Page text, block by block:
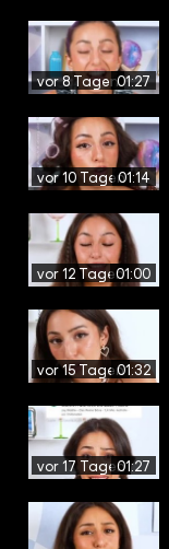
vor 8 Tagen01:27
vor 10 Tagen01:14
vor 12 Tagen01:00
vor 15 Tagen01:32
vor 17 Tagen01:27